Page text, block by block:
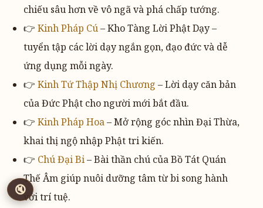
chiếu sâu hơn về vô ngã và phá chấp tướng.
👉 Kinh Pháp Cú– Kho Tàng Lời Phật Dạy –
tuyển tập các lời dạy ngắn gọn, đạo đức và dễ
ứng dụng mỗi ngày.
👉 Kinh Tứ Thập Nhị Chương – Lời dạy căn bản
của Đức Phật cho người mới bắt đầu.
👉 Kinh Pháp Hoa– Mở rộng góc nhìn Đại Thừa,
khai thị ngộ nhập Phật tri kiến.
👉 Chú Đại Bi– Bài thần chú của Bồ Tát Quán
Thế Âm giúp nuôi dưỡng tâm từ bi song hành
với trí tuệ.
🔇